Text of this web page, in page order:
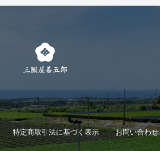
特定商取引法に基づく表示 お問い合わせ